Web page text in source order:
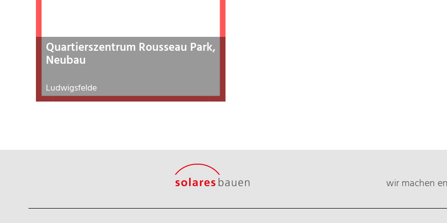
Quartierszentrum Rousseau Park,
Neubau
Ludwigsfelde
wir machen